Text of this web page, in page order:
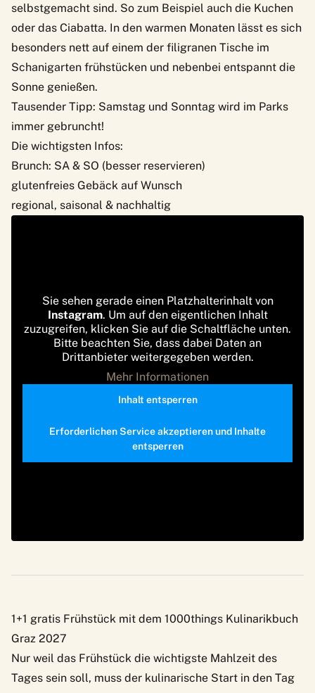
selbstgemacht sind. So zum Beispiel auch die Kuchen
oder das Ciabatta. In den warmen Monaten lässt es sich
besonders nett auf einem der filigranen Tische im
Schanigarten frühstücken und nebenbei entspannt die
Sonne genießen.
Tausender Tipp: Samstag und Sonntag wird im Parks
immer gebruncht!
Die wichtigsten Infos:
Brunch: SA & SO (besser reservieren)
glutenfreies Gebäck auf Wunsch
regional, saisonal & nachhaltig
Sie sehen gerade einen Platzhalterinhalt von
Instagram. Um auf den eigentlichen Inhalt
zuzugreifen, klicken Sie auf die Schaltfläche unten.
Bitte beachten Sie, dass dabei Daten an
Drittanbieter weitergegeben werden.
Mehr Informationen
Inhalt entsperren
Erforderlichen Service akzeptieren und Inhalte
entsperren
1+1 gratis Frühstück mit dem 1000things Kulinarikbuch
Graz 2027
Nur weil das Frühstück die wichtigste Mahlzeit des
Tages sein soll, muss der kulinarische Start in den Tag